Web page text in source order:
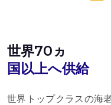
世界70ヵ
国以上へ供給
世界トップクラスの海